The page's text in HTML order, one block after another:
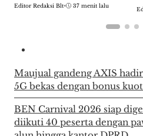
Editor Redaksi Blt• 37 menit lalu
Maujual gandeng AXIS
5G bekas dengan bonus
BEN Carnival 2026 siap
diikuti 40 peserta dengan